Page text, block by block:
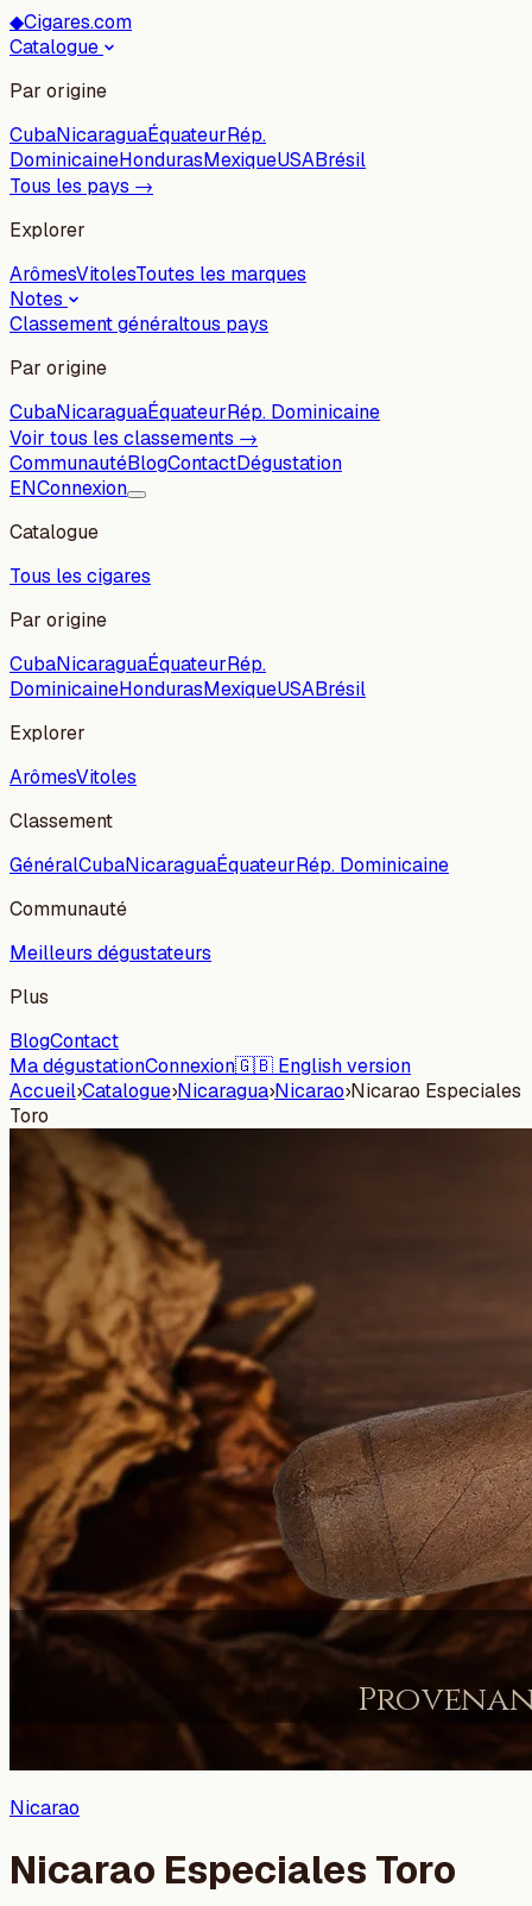
◆Cigares.com
Catalogue
Par origine
CubaNicaraguaÉquateurRép.
DominicaineHondurasMexiqueUSABrésil
Tous les pays →
Explorer
ArômesVitolesToutes les marques
Notes
Classement généraltous pays
Par origine
CubaNicaraguaÉquateurRép. Dominicaine
Voir tous les classements →
CommunautéBlogContactDégustation
ENConnexion
Catalogue
Tous les cigares
Par origine
CubaNicaraguaÉquateurRép.
DominicaineHondurasMexiqueUSABrésil
Explorer
ArômesVitoles
Classement
GénéralCubaNicaraguaÉquateurRép. Dominicaine
Communauté
Meilleurs dégustateurs
Plus
BlogContact
Ma dégustationConnexion🇬🇧 English version
Accueil›Catalogue›Nicaragua›Nicarao›Nicarao Especiales
Toro
Nicarao
Nicarao Especiales Toro